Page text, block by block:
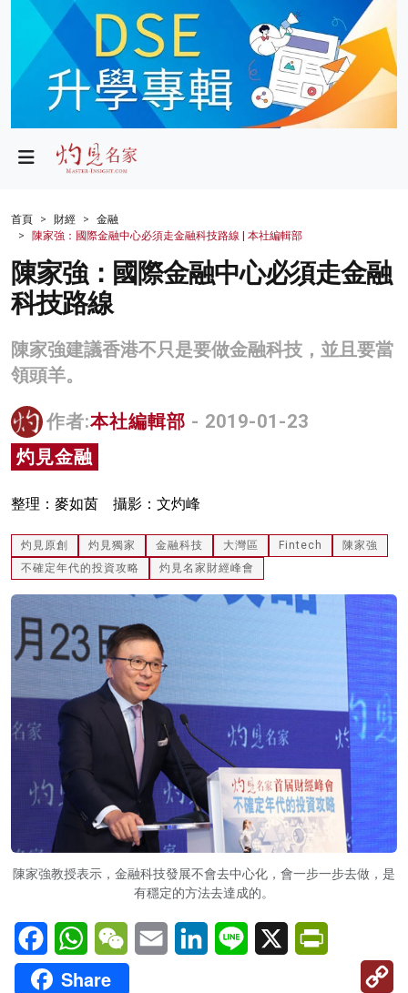
政局
財經
生活
健康
商業
科技
名家榜
灼見活動
關於我們
首頁 財經
金融
陳家強：國際金融中心必須走金融科技路線 | 本社編輯部
陳家強：國際金融中心必須走金融
科技路線
陳家強建議香港不只是要做金融科技，並且要當
領頭羊。
作者:本社編輯部 - 2019-01-23
灼見金融
整理：麥如茵 攝影：文灼峰
灼見原創 灼見獨家 金融科技 大灣區 Fintech
陳家強
不確定年代的投資攻略
灼見名家財經峰會
陳家強教授表示，金融科技發展不會去中心化，會一步一步去做，是
有穩定的方法去達成的。
FacebookWhatsAppWeChatEmail LinkedInLine X
Share